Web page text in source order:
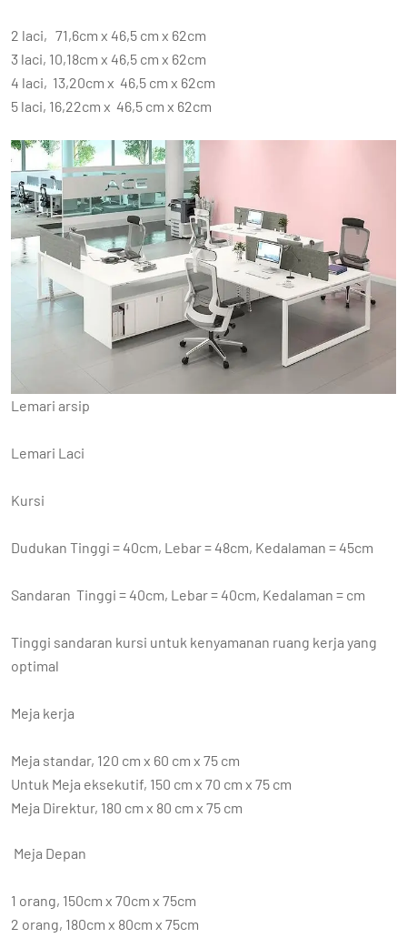
2 laci, 71,6cm x 46,5 cm x 62cm
3 laci, 10,18cm x 46,5 cm x 62cm
4 laci, 13,20cm x 46,5 cm x 62cm
5 laci, 16,22cm x 46,5 cm x 62cm
Lemari arsip
Lemari Laci
Kursi
Dudukan Tinggi = 40cm, Lebar = 48cm, Kedalaman = 45cm
Sandaran Tinggi = 40cm, Lebar = 40cm, Kedalaman = cm
Tinggi sandaran kursi untuk kenyamanan ruang kerja yang
optimal
Meja kerja
Meja standar, 120 cm x 60 cm x 75 cm
Untuk Meja eksekutif, 150 cm x 70 cm x 75 cm
Meja Direktur, 180 cm x 80 cm x 75 cm
Meja Depan
1 orang, 150cm x 70cm x 75cm
2 orang, 180cm x 80cm x 75cm